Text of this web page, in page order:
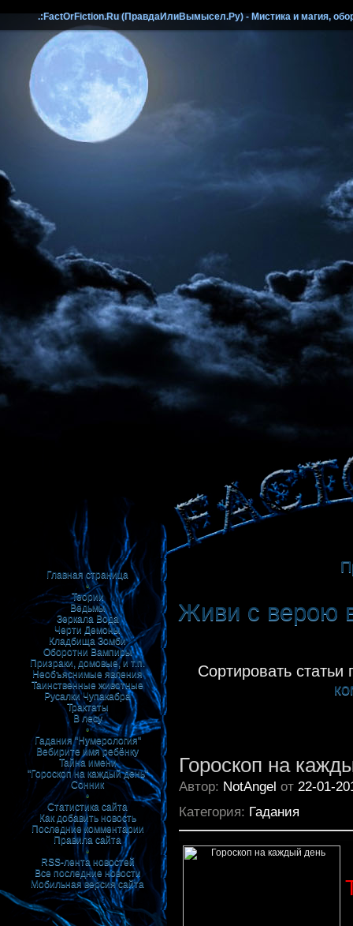
.:FactOrFiction.Ru (ПравдаИлиВымысел.Ру) - Мистика и магия,
Главная страница
•
Теории
Ведьмы
Зеркала Вода
Черти Демоны
Кладбища Зомби
Оборотни Вампиры
Призраки, домовые, и т.п.
Необъяснимые явления
Таинственные животные
Русалки Чупакабра
Трактаты
В лесу
•
Гадания "Нумерология"
Вебирите имя ребёнку
Тайна имени
"Гороскоп на каждый день"
Сонник
•
Статистика сайта
Как добавить новость
Последние комментарии
Правила сайта
•
RSS-лента новостей
Все последние новости
Мобильная версия сайта
Живи с верою
Сортировать статьи
Гороскоп на
Автор: NotAngel от 22-01-
Категория: Гадания